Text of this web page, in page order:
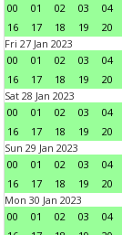
00
01 02 03 04
16
17 18 19 20
Fri 27 Jan 2023
00
01 02 03 04
16
17 18 19 20
Sat 28 Jan 2023
00
01 02 03 04
16
17 18 19 20
Sun 29 Jan 2023
00
01 02 03 04
16
17 18 19 20
Mon 30 Jan 2023
00
01 02 03 04